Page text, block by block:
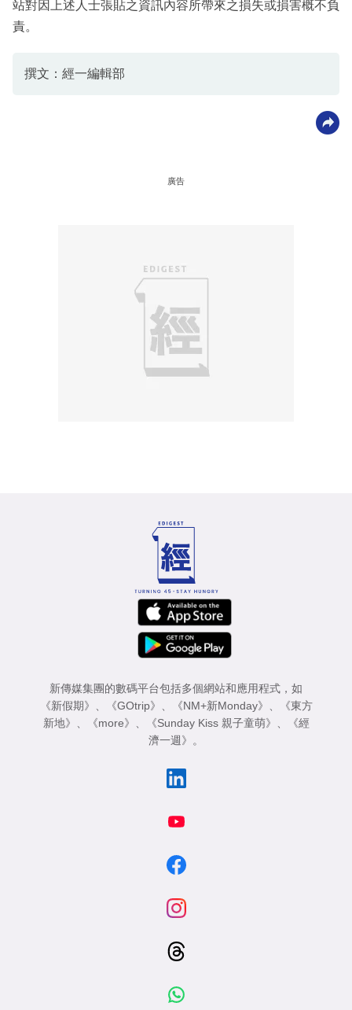
站對因上述人士張貼之資訊內容所帶來之損失或損害概不負
責。
撰文：經一編輯部
廣告
新傳媒集團的數碼平台包括多個網站和應用程式，如
《新假期》
《GOtrip》 《NM+新Monday》
《東方
新地》
《more》 《Sunday Kiss 親子童萌》
《經
濟一週》
。